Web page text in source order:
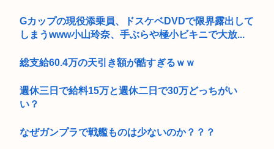
Gカップの現役添乗員、ドスケベDVDで限界露出して
しまうwww小山玲奈、手ぶらや極小ビキニで大放...
総支給60.4万の天引き額が酷すぎるｗｗ
週休三日で給料15万と週休二日で30万どっちがい
い？
なぜガンプラで戦艦ものは少ないのか？？？